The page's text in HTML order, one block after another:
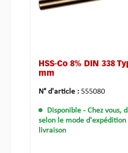
HSS-Co 8% DIN 338
mm
N° d'article : 555080
Disponible - Chez vous,
selon le mode d'expédition
livraison